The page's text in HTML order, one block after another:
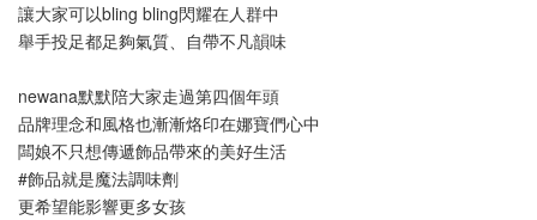
讓大家可以bling bling閃耀在人群中
舉手投足都足夠氣質、自帶不凡韻味
newana默默陪大家走過第四個年頭
品牌理念和風格也漸漸烙印在娜寶們心中
闆娘不只想傳遞飾品帶來的美好生活
#飾品就是魔法調味劑
更希望能影響更多女孩